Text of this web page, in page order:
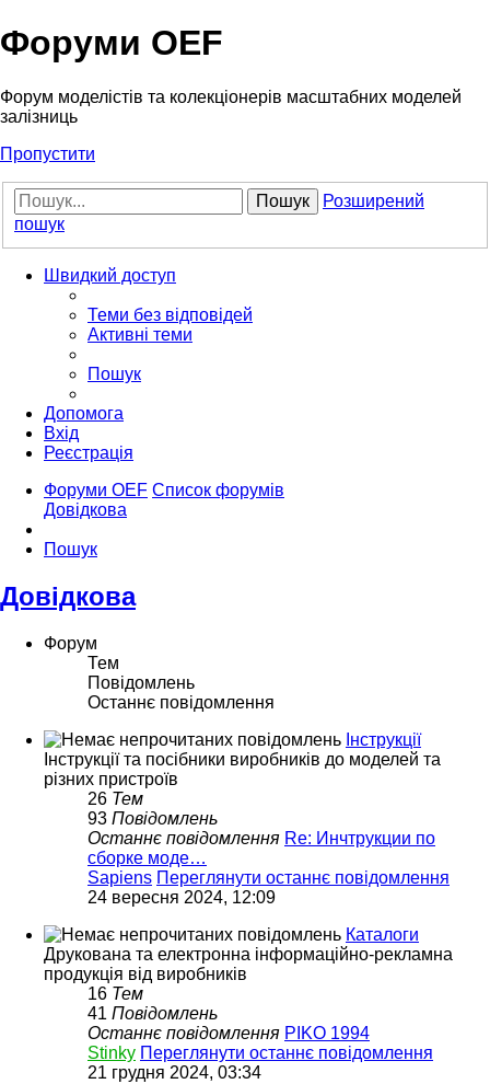
Форуми OEF
Форум моделістів та колекціонерів масштабних моделей
залізниць
Пропустити
Пошук
Розширений
пошук
Швидкий доступ
Теми без відповідей
Активні теми
Пошук
Допомога
Вхід
Реєстрація
Форуми OEF Список форумів
Довідкова
Пошук
Довідкова
Форум
Тем
Повідомлень
Останнє повідомлення
Інструкції
Інструкції та посібники виробників до моделей та
різних пристроїв
26 Тем
93 Повідомлень
Останнє повідомлення Re: Инчтрукции по
сборке моде…
Sapiens Переглянути останнє повідомлення
24 вересня 2024, 12:09
Каталоги
Друкована та електронна інформаційно-рекламна
продукція від виробників
16 Тем
41 Повідомлень
Останнє повідомлення PIKO 1994
Stinky Переглянути останнє повідомлення
21 грудня 2024, 03:34